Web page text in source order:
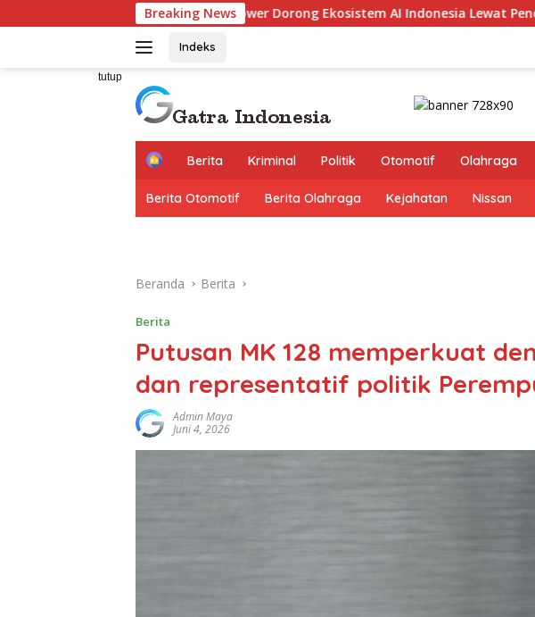
ke
Breaking News
Synapse Power Dorong Ekosistem AI Indonesia Lewat Pendidikan dan Infrastruktur
Indeks
tutup
H
m
e
Berita Kriminal Politik Otomotif Olahraga
Berita Otomotif Berita Olahraga Kejahatan Nissan
Beranda Berita
Berita
Putusan MK 128 memperkuat
dan representatif politik
Admin Maya
Juni 4, 2026